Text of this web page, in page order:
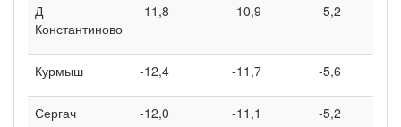
Д-
Константиново
-11,8 -10,9 -5,2
Курмыш -12,4 -11,7 -5,6
Сергач -12,0 -11,1 -5,2